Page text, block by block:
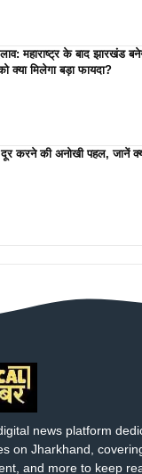
महाराष्ट्र के बाद झारखंड
क्या मिलेगा बड़ा फायदा?
करने की अनोखी पहल, जानें
news platform
on Jharkhand,
and more to keep